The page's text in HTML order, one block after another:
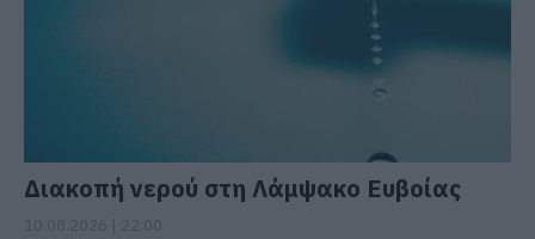
Διακοπή νερού στη Λάμψακο Ευβοίας